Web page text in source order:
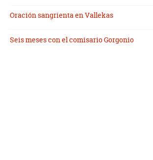
Oración sangrienta en Vallekas
Seis meses con el comisario Gorgonio